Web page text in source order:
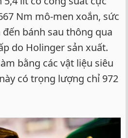
Nm mô-men xoắn, sức
bánh sau thông qua
do Holinger sản xuất.
bằng các vật liệu siêu
có trọng lượng chỉ 972